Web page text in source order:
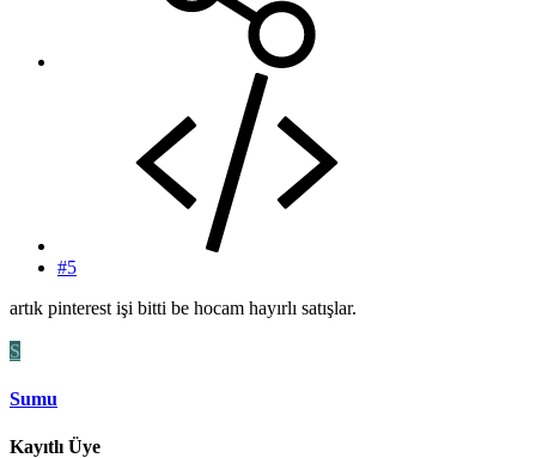
#5
artık pinterest işi bitti be hocam hayırlı satışlar.
S
Sumu
Kayıtlı Üye